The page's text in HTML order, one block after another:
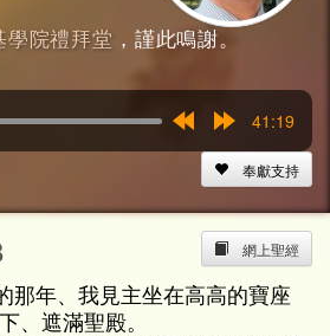
學院禮拜堂 ，謹此鳴謝。
15s
41:19
奉獻支持
網上聖經
那年、我見主坐在高高的寶座
、遮滿聖殿。